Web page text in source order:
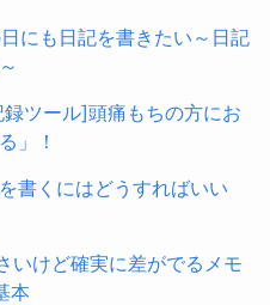
にも日記を書きたい～日記
ツール]頭痛もちの方にお
」！
書くにはどうすればいい
いけど確実に差がでるメモ
本